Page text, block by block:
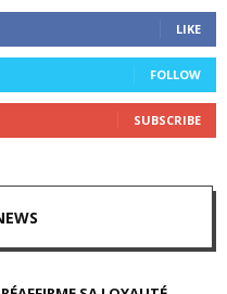
LIKE
FOLLOW
SUBSCRIBE